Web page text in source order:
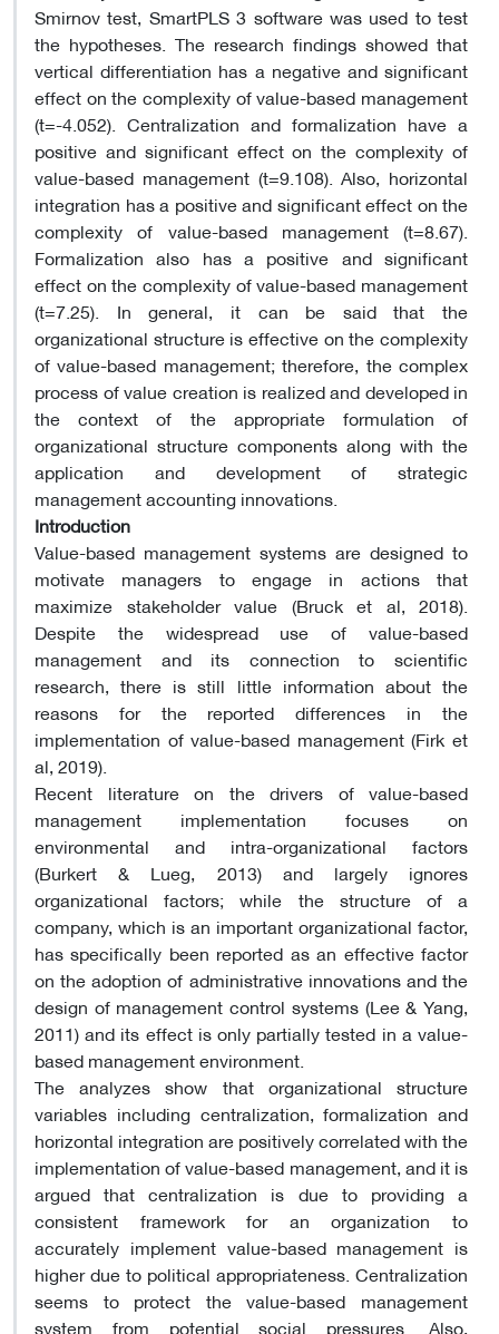
Smirnov test, SmartPLS 3 software was used to test
the hypotheses. The research findings showed that
vertical differentiation has a negative and significant
effect on the complexity of value-based management
(t=-4.052). Centralization and formalization have a
positive and significant effect on the complexity of
value-based management (t=9.108). Also, horizontal
integration has a positive and significant effect on the
complexity of value-based management (t=8.67).
Formalization also has a positive and significant
effect on the complexity of value-based management
(t=7.25). In general, it can be said that the
organizational structure is effective on the complexity
of value-based management; therefore, the complex
process of value creation is realized and developed in
the context of the appropriate formulation of
organizational structure components along with the
application and development of strategic
management accounting innovations.
Introduction
Value-based management systems are designed to
motivate managers to engage in actions that
maximize stakeholder value (Bruck et al, 2018).
Despite the widespread use of value-based
management and its connection to scientific
research, there is still little information about the
reasons for the reported differences in the
implementation of value-based management (Firk et
al, 2019).
Recent literature on the drivers of value-based
management implementation focuses on
environmental and intra-organizational factors
(Burkert & Lueg, 2013) and largely ignores
organizational factors; while the structure of a
company, which is an important organizational factor,
has specifically been reported as an effective factor
on the adoption of administrative innovations and the
design of management control systems (Lee & Yang,
2011) and its effect is only partially tested in a value-
based management environment.
The analyzes show that organizational structure
variables including centralization, formalization and
horizontal integration are positively correlated with the
implementation of value-based management, and it is
argued that centralization is due to providing a
consistent framework for an organization to
accurately implement value-based management is
higher due to political appropriateness. Centralization
seems to protect the value-based management
system from potential social pressures. Also,